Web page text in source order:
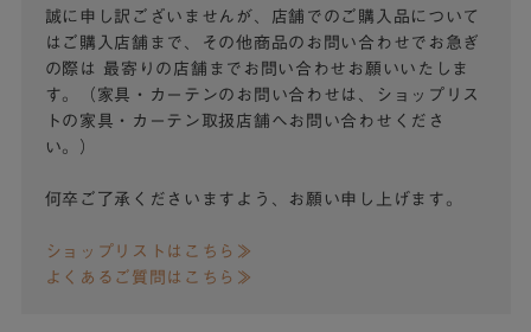
誠に申し訳ございませんが、店舗でのご購入品について
はご購入店舗まで、その他商品のお問い合わせでお急ぎ
の際は
最寄りの店舗までお問い合わせお願いいたしま
す。（家具・カーテンのお問い合わせは、ショップリス
トの家具・カーテン取扱店舗へお問い合わせくださ
い。）
何卒ご了承くださいますよう、お願い申し上げます。
ショップリストはこちら≫
よくあるご質問はこちら≫